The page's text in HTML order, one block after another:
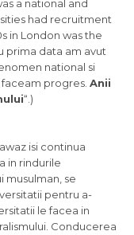
a national and
had recruitment
in London was the
prima data am avut
national si
progres. Anii
“.)
isi continua
in rindurile
musulman, se
pentru a-
le facea in
Conducerea